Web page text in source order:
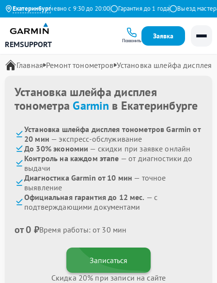
Екатеринбург
Ежедневно с 9:30 до 20:00 Гарантия до 1 года Выезд мастера
REMSUPPORT Позвонить
Заявка
Главная Ремонт тонометров Установка шлейфа дисплея
Установка шлейфа дисплея
тонометра Garmin в Екатеринбурге
Установка шлейфа дисплея тонометров Garmin от
20 мин — экспресс-обслуживание
До 30% экономии — скидки при заявке онлайн
Контроль на каждом этапе — от диагностики до
выдачи
Диагностика Garmin от 10 мин — точное
выявление
Официальная гарантия до 12 мес. — с
подтверждающими документами
от 0 ₽Время работы: от 30 мин
Записаться
Скидка 20% при записи на сайте